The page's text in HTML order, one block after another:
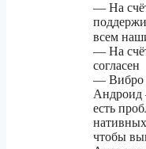
— На
всем
— На
согласен
— Вибро
Андроид
есть
чтобы